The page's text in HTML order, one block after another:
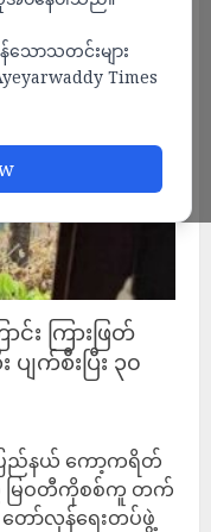
ောသတင်းများ
Times
း ကြားဖြတ်
က်စီးပြီး ၃၀
ြည်နယ် ကော့ကရိတ်
မြဝတီကိုစစ်ကူ တက်
ော်လှန်ရေးတပ်ဖွဲ့